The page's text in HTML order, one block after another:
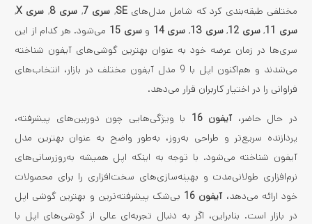
مختلفی طبقه‌بندی کرد که شامل مدل‌هایSE
, سری 7 , سری 8 , سری X
,
سری 11
,سری 12 ,سری 13 , سری 14 وسری 15
می‌شود. هر کدام از این
سری‌ها در زمان عرضه خود به عنوان بهترین گوشی‌های آیفون شناخته
می‌شدند و هم‌اکنون اپل با 9 مدل آیفون مختلف در بازار، انتخاب‌های
فراوانی را در اختیار کاربران قرار می‌دهد.
در حال حاضر،آیفون 16
با ویژگی‌هایی چون دوربین‌های پیشرفته،
پردازنده سریع‌تر و طراحی به‌روز، به‌طور واضح به عنوان بهترین مدل
آیفون شناخته می‌شود. با توجه به اینکه اپل همیشه به‌روزرسانی‌های
نرم‌افزاری طولانی‌مدت و بهینه‌سازی‌های سخت‌افزاری را برای محصولات
خود ارائه می‌دهد،آیفون 16
بی‌شک پیشرفته‌ترین و بهترین گوشی اپل
در بازار است. بنابراین، اگر به دنبال تجربه‌ای عالی از گوشی‌های اپل با